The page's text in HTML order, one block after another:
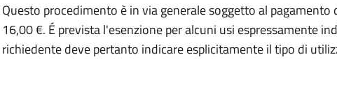
Questo procedimento è in via generale soggetto al
16,00 €. É prevista l'esenzione per alcuni usi espressamente
richiedente deve pertanto indicare esplicitamente il tipo di